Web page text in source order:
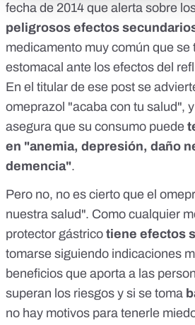
fecha de 2014 que alerta sobre
peligrosos efectos
medicamento muy común que
estomacal ante los efectos del
En el titular de ese post se
omeprazol "acaba con tu salud",
asegura que su consumo puede
en "anemia, depresión, daño
demencia".
Pero no, no es cierto que el
nuestra salud". Como cualquier
protector gástrico tiene efectos
tomarse siguiendo indicaciones
beneficios que aporta a las
superan los riesgos y si se toma
no hay motivos para tenerle